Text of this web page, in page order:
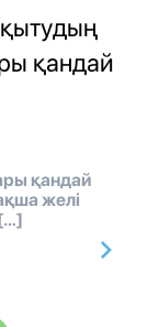
қандай
қандай
желі